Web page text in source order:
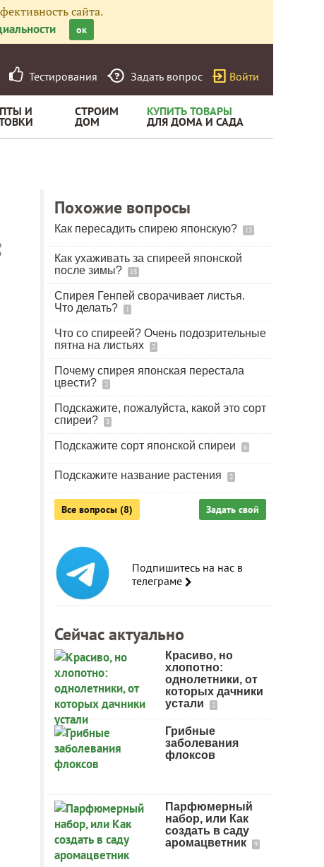
сайта.
ок
Тестирования Задать вопрос Войти
И СТРОИМ
ДОМ
КУПИТЬ ТОВАРЫ
ДЛЯ ДОМА И САДА
Похожие вопросы
Как пересадить спирею японскую? 13
Как ухаживать за спиреей японской
после зимы?
15
Спирея Генпей сворачивает листья.
Что делать?
1
Что со спиреей? Очень подозрительные
пятна на листьях
2
Почему спирея японская перестала
цвести?
2
Подскажите, пожалуйста, какой это сорт
спиреи?
3
Подскажите сорт японской спиреи 6
Подскажите название растения 2
Все вопросы (8) Задать свой
Подпишитесь на нас в
телеграме
Сейчас актуально
Красиво, но
хлопотно:
однолетники, от
которых дачники
устали
2
Грибные
заболевания
флоксов
Парфюмерный
набор, или Как
создать в саду
аромацветник
9